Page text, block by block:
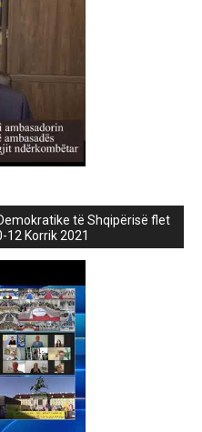
të Shqipërisë flet
12 Korrik 2021